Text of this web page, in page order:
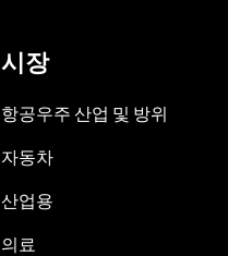
시장
항공우주 산업 및 방위
자동차
산업용
의료